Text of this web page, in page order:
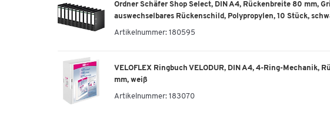
Ordner Schäfer Shop Select, DIN A4, Rückenbreite 80 mm,
auswechselbares Rückenschild, Polypropylen, 10 Stück,
Artikelnummer: 180595
VELOFLEX Ringbuch VELODUR, DIN A4, 4-Ring-Mechanik,
mm, weiß
Artikelnummer: 183070